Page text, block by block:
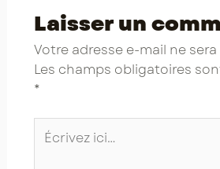
Laisser un
Votre adresse e-mail ne
Les champs obligatoires
*
Écrivez
ici…